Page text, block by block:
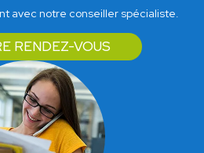
avec notre conseiller spécialiste.
RENDEZ-VOUS